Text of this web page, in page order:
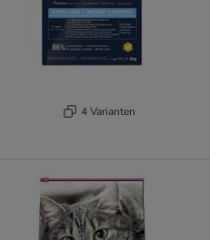
4 Varianten